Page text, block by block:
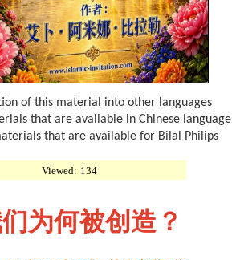
of this material into other languages
that are available in Chinese language
that are available for Bilal Philips
Viewed: 134
为何被创造？